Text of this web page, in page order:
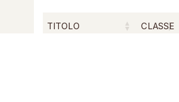
TITOLO CLASSE